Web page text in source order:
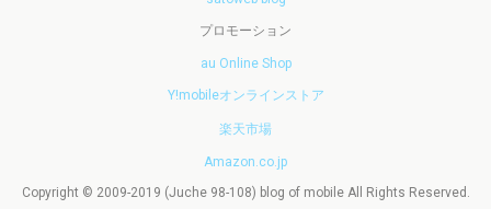
プロモーション
au Online Shop
Y!mobileオンラインストア
楽天市場
Amazon.co.jp
Copyright © 2009-2019 (Juche 98-108) blog of mobile All Rights Reserved.